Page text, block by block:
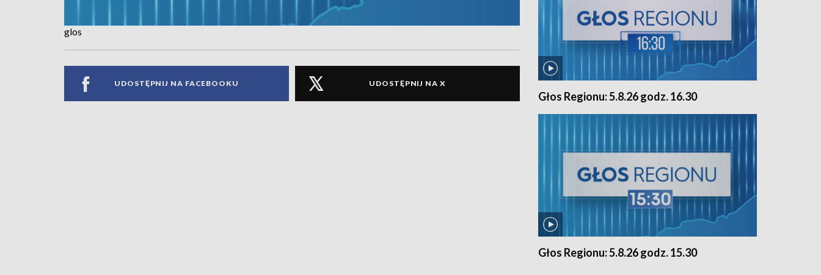
glos
UDOSTĘPNIJ NA FACEBOOKU UDOSTĘPNIJ NA X
Głos Regionu: 5.8.26 godz. 16.30
Głos Regionu: 5.8.26 godz. 15.30